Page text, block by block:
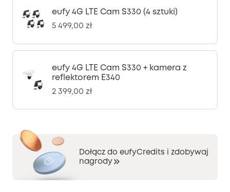
eufy 4G LTE Cam S330 (4 sztuki)
5 499,00 zł
eufy 4G LTE Cam S330 + kamera z
reflektorem E340
2 399,00 zł
Dołącz do eufyCredits i zdobywaj
nagrody